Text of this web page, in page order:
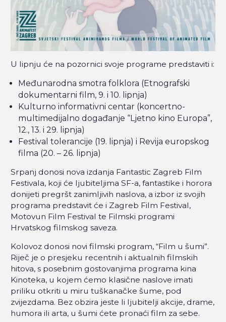
U lipnju će na pozornici svoje programe predstaviti i:
Međunarodna smotra folklora (Etnografski
dokumentarni film, 9. i 10. lipnja)
Kulturno informativni centar (koncertno-
multimedijalno događanje “Ljetno kino Europa”,
12., 13. i 29. lipnja)
Festival tolerancije (19. lipnja) i Revija europskog
filma (20. – 26. lipnja)
Srpanj donosi nova izdanja Fantastic Zagreb Film
Festivala, koji će ljubiteljima SF-a, fantastike i horora
donijeti pregršt zanimljivih naslova, a izbor iz svojih
programa predstavit će i Zagreb Film Festival,
Motovun Film Festival te Filmski programi
Hrvatskog filmskog saveza.
Kolovoz donosi novi filmski program, “Film u šumi”.
Riječ je o presjeku recentnih i aktualnih filmskih
hitova, s posebnim gostovanjima programa kina
Kinoteka, u kojem ćemo klasične naslove imati
priliku otkriti u miru tuškanačke šume, pod
zvijezdama. Bez obzira jeste li ljubitelji akcije, drame,
humora ili arta, u šumi ćete pronaći film za sebe.